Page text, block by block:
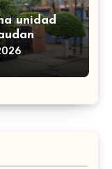
unidad
de edad